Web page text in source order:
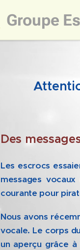
Groupe
Des
Les escrocs
messages
courante pour
Nous avons
vocale. Le corps
un aperçu grâce